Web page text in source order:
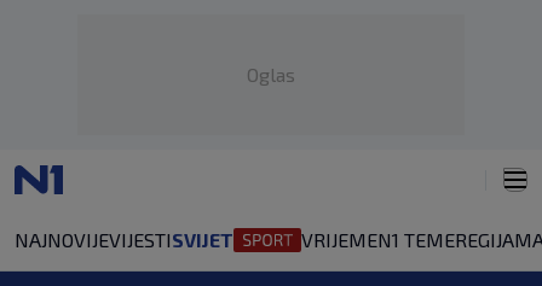
Oglas
NAJNOVIJEVIJESTISVIJET VRIJEMEN1 TEMEREGIJA